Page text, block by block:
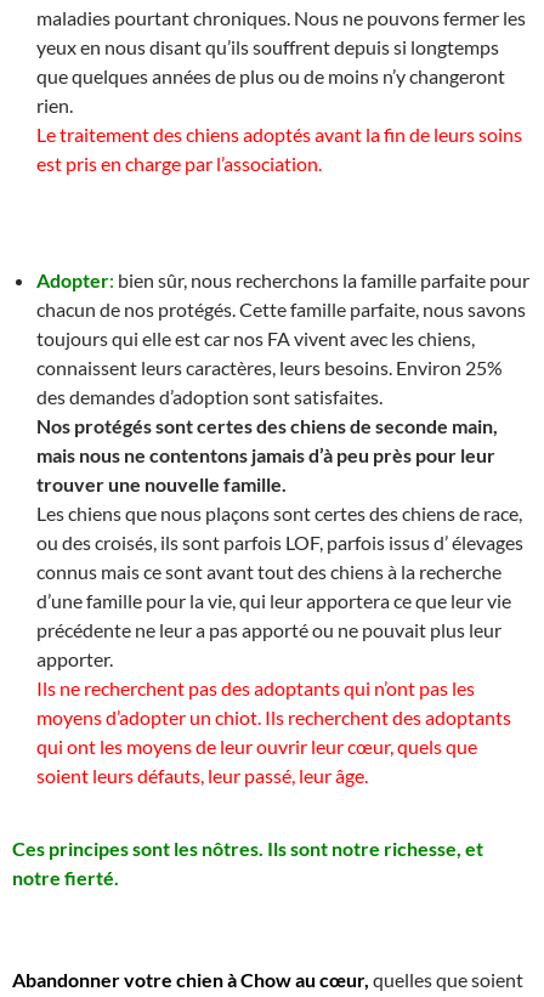
maladies pourtant chroniques. Nous ne pouvons fermer les
yeux en nous disant qu’ils souffrent depuis si longtemps
que quelques années de plus ou de moins n’y changeront
rien.
Le traitement des chiens adoptés avant la fin de leurs soins
est pris en charge par l’association.
Adopter: bien sûr, nous recherchons la famille parfaite pour
chacun de nos protégés. Cette famille parfaite, nous savons
toujours qui elle est car nos FA vivent avec les chiens,
connaissent leurs caractères, leurs besoins. Environ 25%
des demandes d’adoption sont satisfaites.
Nos protégés sont certes des chiens de seconde main,
mais nous ne contentons jamais d’à peu près pour leur
trouver une nouvelle famille.
Les chiens que nous plaçons sont certes des chiens de race,
ou des croisés, ils sont parfois LOF, parfois issus d’ élevages
connus mais ce sont avant tout des chiens à la recherche
d’une famille pour la vie, qui leur apportera ce que leur vie
précédente ne leur a pas apporté ou ne pouvait plus leur
apporter.
Ils ne recherchent pas des adoptants qui n’ont pas les
moyens d’adopter un chiot. Ils recherchent des adoptants
qui ont les moyens de leur ouvrir leur cœur, quels que
soient leurs défauts, leur passé, leur âge.
Ces principes sont les nôtres. Ils sont notre richesse, et
notre fierté.
Abandonner votre chien à Chow au cœur, quelles que soient